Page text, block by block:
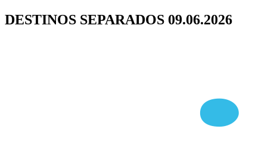
DESTINOS SEPARADOS 09.06.2026